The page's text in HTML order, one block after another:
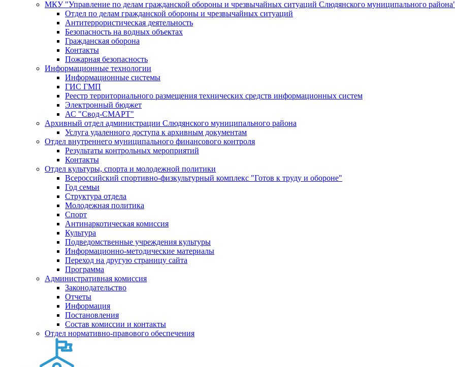
МКУ "Управление по делам гражданской обороны и чрезвычайных ситуаций Слюдянского муниципального
Отдел по делам гражданской обороны и чрезвычайных ситуаций
Антитеррористическая деятельность
Безопасность на водных объектах
Гражданская оборона
Контакты
Пожарная безопасность
Информационные технологии
Информационные системы
ГИС ГМП
Реестр территориального размещения технических средств информационных систем
Электронный бюджет
АС "Свод-СМАРТ"
Архивный отдел администрации Слюдянского муниципального района
Услуга удаленного доступа к архивным документам
Отдел внутреннего муниципального финансового контроля
Результаты контрольных мероприятий
Контакты
Отдел культуры, спорта и молодежной политики
Всероссийский спортивно-физкультурный комплекс "Готов к труду и обороне"
Год семьи
Структура отдела
Молодежная политика
Спорт
Антинаркотическая комиссия
Культура
Подведомственные учреждения культуры
Информационно-методические материалы
Переход на другую страницу сайта
Программа
Административная комиссия
Законодательство
Отчеты
Информация
Постановления
Состав комиссии и контакты
Отдел нормативно-правового обеспечения